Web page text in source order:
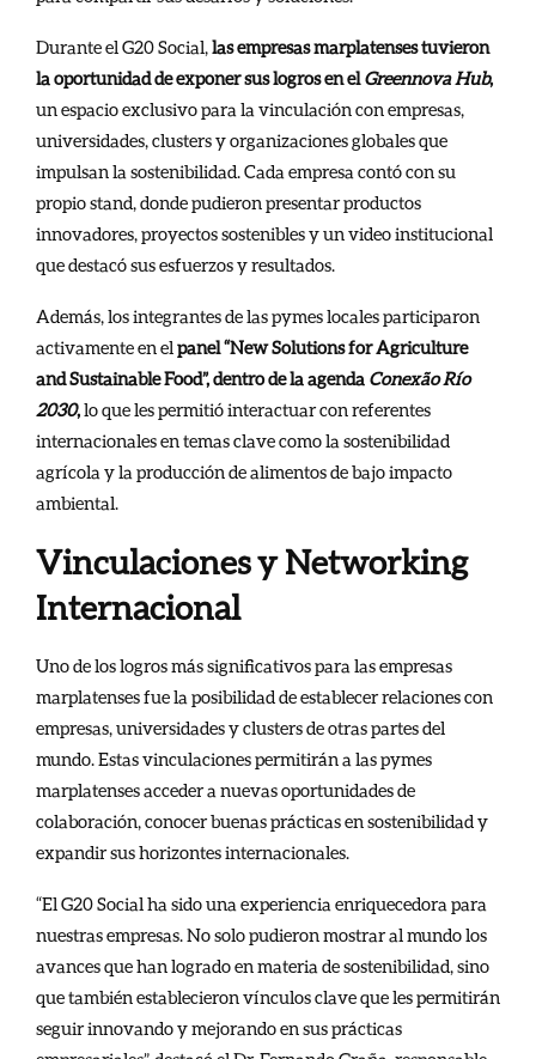
Durante el G20 Social,las empresas marplatenses tuvieron
la oportunidad de exponer sus logros en elGreennova Hub,
un espacio exclusivo para la vinculación con empresas,
universidades, clusters y organizaciones globales que
impulsan la sostenibilidad. Cada empresa contó con su
propio stand, donde pudieron presentar productos
innovadores, proyectos sostenibles y un video institucional
que destacó sus esfuerzos y resultados.
Además, los integrantes de las pymes locales participaron
activamente en el panel “New Solutions for Agriculture
and Sustainable Food”, dentro de la agenda Conexão Río
2030,lo que les permitió interactuar con referentes
internacionales en temas clave como la sostenibilidad
agrícola y la producción de alimentos de bajo impacto
ambiental.
Vinculaciones y Networking
Internacional
Uno de los logros más significativos para las empresas
marplatenses fue la posibilidad de establecer relaciones con
empresas, universidades y clusters de otras partes del
mundo. Estas vinculaciones permitirán a las pymes
marplatenses acceder a nuevas oportunidades de
colaboración, conocer buenas prácticas en sostenibilidad y
expandir sus horizontes internacionales.
“El G20 Social ha sido una experiencia enriquecedora para
nuestras empresas. No solo pudieron mostrar al mundo los
avances que han logrado en materia de sostenibilidad, sino
que también establecieron vínculos clave que les permitirán
seguir innovando y mejorando en sus prácticas